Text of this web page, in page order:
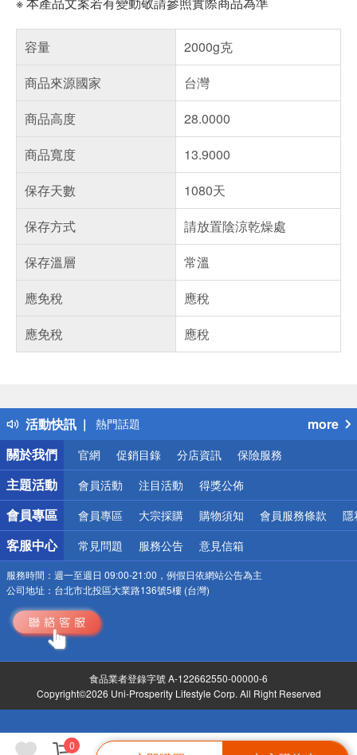
0
容量
2000g克
商品來源國家
台灣
商品高度
28.0000
商品寬度
13.9000
保存天數
1080天
保存方式
請放置陰涼乾燥處
保存溫層
常溫
應免稅
應稅
應免稅
應稅
活動快訊
得獎公告
熱門話題
銀行優惠
偏遠地區配送
詐騙網頁！請小心！
more
關於我們
官網 促銷目錄 分店資訊 保險服務
主題活動 會員活動 注目活動 得獎公佈
會員專區 會員專區 大宗採購 購物須知 會員服務條款 隱
客服中心 常見問題 服務公告 意見信箱
服務時間： 週一至週日 09:00-21:00，例假日依網站公告為主
公司地址： 台北市北投區大業路136號5樓 (台灣)
食品業者登錄字號 A-122662550-00000-6
Copyright©2026 Uni-Prosperity Lifestyle Corp. All Right Reserved